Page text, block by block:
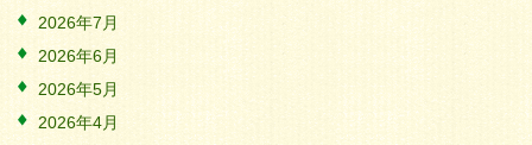
2026年7月
2026年6月
2026年5月
2026年4月